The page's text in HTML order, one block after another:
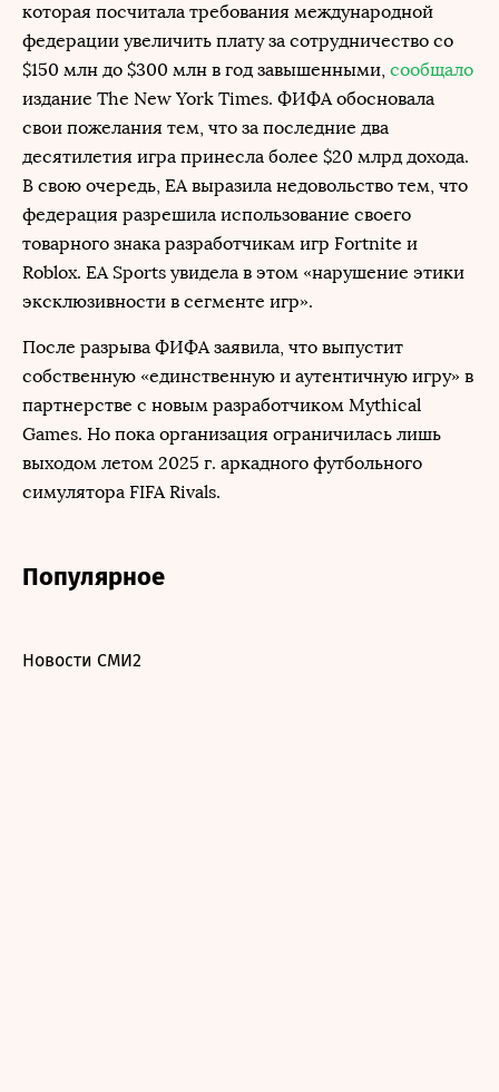
которая посчитала требования международной
федерации увеличить плату за сотрудничество со
$150 млн до $300 млн в год завышенными, сообщало
издание The New York Times. ФИФА обосновала
свои пожелания тем, что за последние два
десятилетия игра принесла более $20 млрд дохода.
В свою очередь, EA выразила недовольство тем, что
федерация разрешила использование своего
товарного знака разработчикам игр Fortnite и
Roblox. EA Sports увидела в этом «нарушение этики
эксклюзивности в сегменте игр».
После разрыва ФИФА заявила, что выпустит
собственную «единственную и аутентичную игру» в
партнерстве с новым разработчиком Mythical
Games. Но пока организация ограничилась лишь
выходом летом 2025 г. аркадного футбольного
симулятора FIFA Rivals.
Популярное
Новости СМИ2